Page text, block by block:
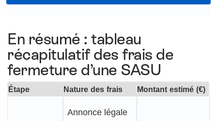
En résumé : tableau
récapitulatif des frais de
fermeture d’une SASU
Étape Nature des frais Montant estimé (€)
Annonce légale